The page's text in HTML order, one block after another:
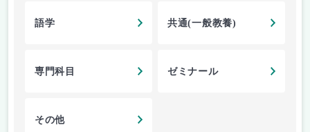
語学 共通(一般教養)
専門科目 ゼミナール
その他